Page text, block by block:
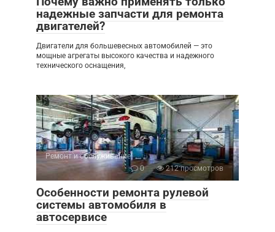
надежные запчасти для ремонта
двигателей?
Двигатели для большевесных автомобилей — это
мощные агрегаты высокого качества и надежного
технического оснащения,
Ремонт и обслуживание
0
212 просмотров
Особенности ремонта рулевой
системы автомобиля в
автосервисе